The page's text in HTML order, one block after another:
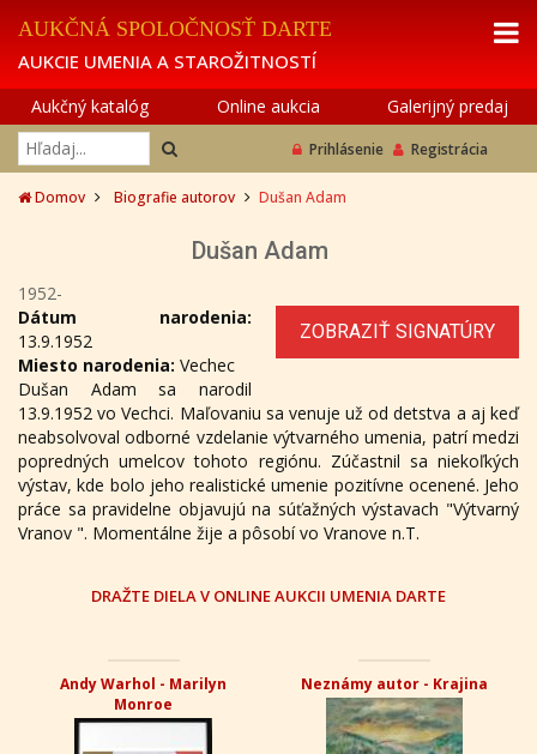
AUKČNÁ SPOLOČNOSŤ DARTE
AUKCIE UMENIA A STAROŽITNOSTÍ
Aukčný katalóg Online aukcia Galerijný predaj
Prihlásenie Registrácia
Domov Biografie autorov Dušan Adam
Dušan Adam
1952-
ZOBRAZIŤ SIGNATÚRY
Dátum narodenia:
13.9.1952
Miesto narodenia: Vechec
Dušan Adam sa narodil
13.9.1952 vo Vechci. Maľovaniu sa venuje už od detstva a aj keď
neabsolvoval odborné vzdelanie výtvarného umenia, patrí medzi
popredných umelcov tohoto regiónu. Zúčastnil sa niekoľkých
výstav, kde bolo jeho realistické umenie pozitívne ocenené. Jeho
práce sa pravidelne objavujú na súťažných výstavach "Výtvarný
Vranov ". Momentálne žije a pôsobí vo Vranove n.T.
DRAŽTE DIELA V ONLINE AUKCII UMENIA DARTE
Andy Warhol - Marilyn
Monroe
Neznámy autor - Krajina